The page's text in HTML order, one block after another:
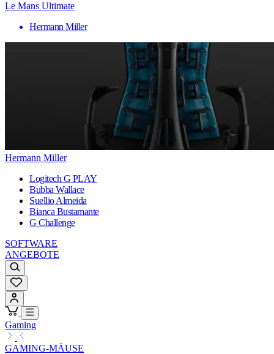
Le Mans Ultimate
Hermann Miller
Hermann Miller
Logitech G PLAY
Bubba Wallace
Suellio Almeida
Bianca Bustamante
G Challenge
SOFTWARE
ANGEBOTE
Gaming
GAMING-MÄUSE